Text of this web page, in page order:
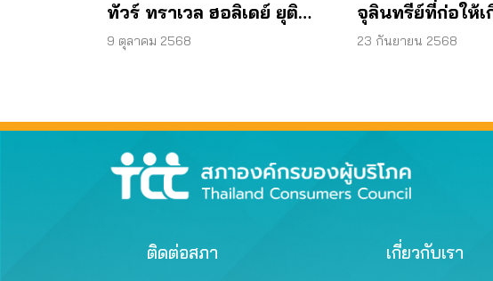
ทัวร์ ทราเวล ฮอลิเดย์ ยุติ
กิจการ ไม่คืนเงินผู้บริโภค
9 ตุลาคม 2568
จุลินทรีย์ที่ก่อให้เ
พบแบคทีเรีย ยีสต์
23 กันยายน 2568
ติดต่อสภา เกี่ยวกับเรา